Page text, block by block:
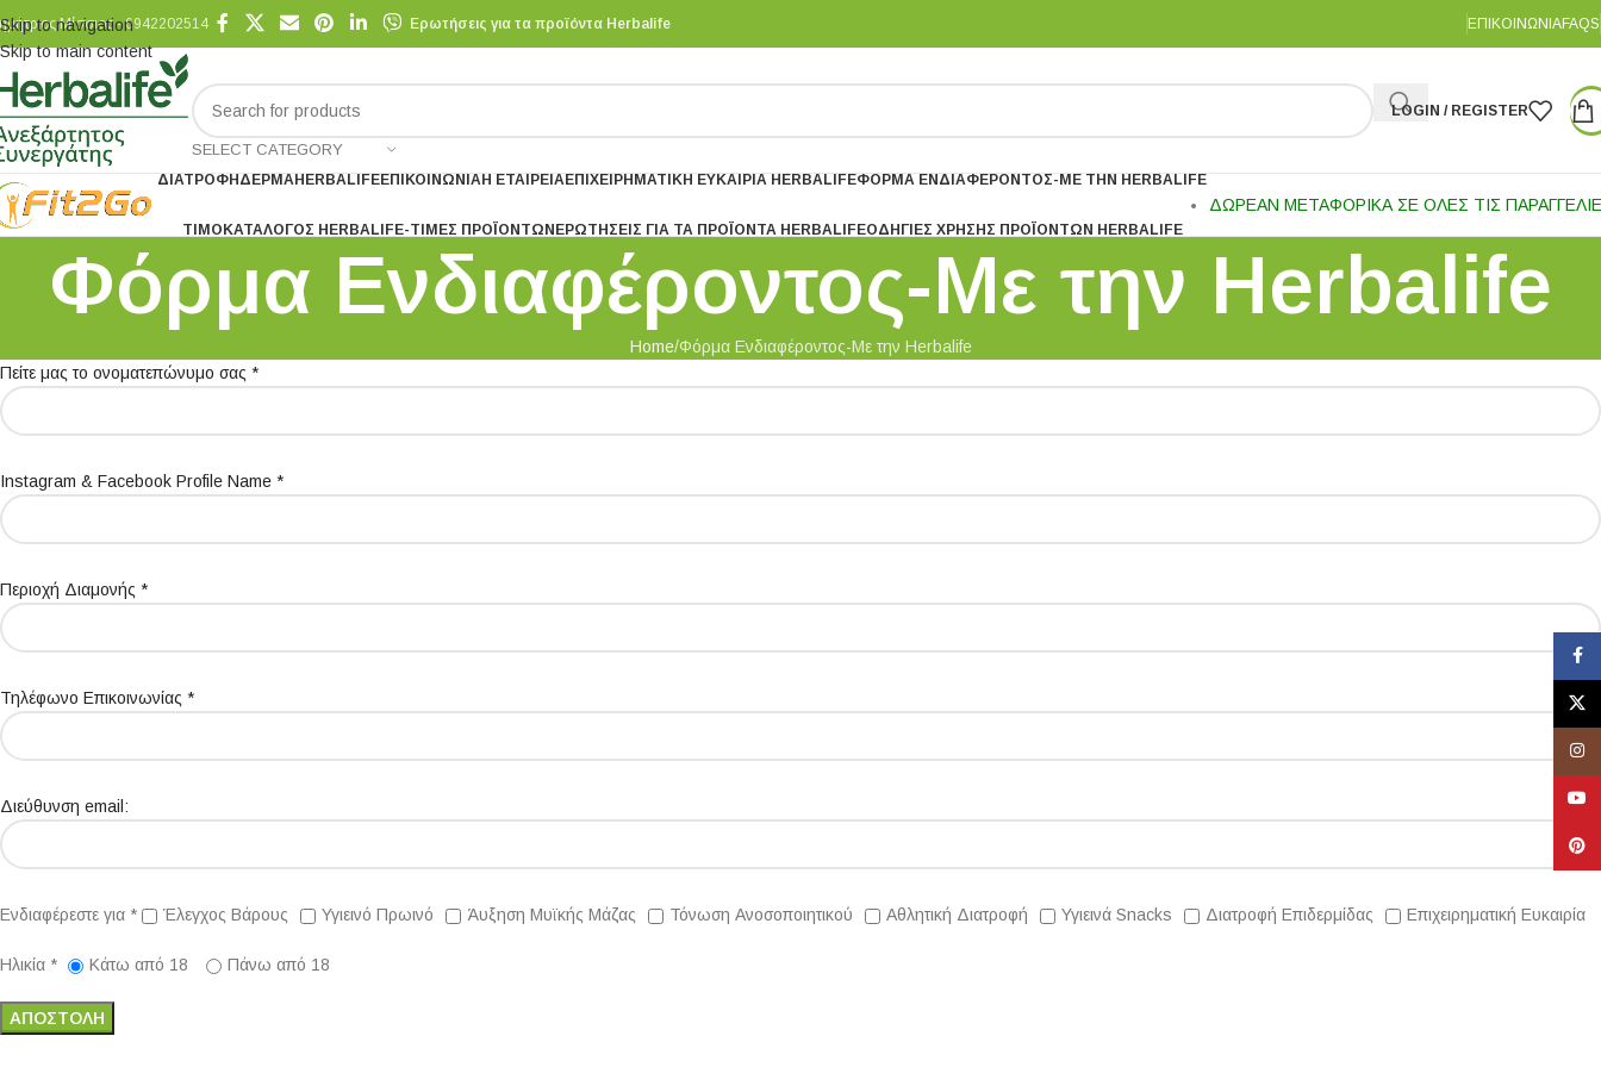
Skip to navigation
Skip to main content
Μίσσιος - 6942202514 Ερωτήσεις για τα προϊόντα Herbalife ΕΠΙΚΟΙΝΩΝΊΑFAQS
SELECT CATEGORY
LOGIN / REGISTER
ΔΙΑΤΡΟΦΉ ΔΈΡΜΑHERBALIFEΕΠΙΚΟΙΝΩΝΊΑΗ ΕΤΑΙΡΕΊΑΕΠΙΧΕΙΡΗΜΑΤΙΚΉ ΕΥΚΑΙΡΊΑ HERBALIFEΦΌΡΜΑ ΕΝΔΙΑΦΈΡΟΝΤΟΣ-ΜΕ ΤΗΝ HERBALIFE
ΤΙΜΟΚΑΤΆΛΟΓΟΣ HERBALIFE-ΤΙΜΕΣ ΠΡΟΪΌΝΤΩΝ ΕΡΩΤΉΣΕΙΣ ΓΙΑ ΤΑ ΠΡΟΪΌΝΤΑ HERBALIFEΟΔΗΓΙΕΣ ΧΡΗΣΗΣ ΠΡΟΪΌΝΤΩΝ HERBALIFE
ΔΩΡΕΑΝ ΜΕΤΑΦΟΡΙΚΑ ΣΕ ΟΛΕΣ ΤΙΣ
Φόρμα Ενδιαφέροντος-Με την Herbalife
Home Φόρμα Ενδιαφέροντος-Με την Herbalife
Πείτε μας το ονοματεπώνυμο σας *
Instagram & Facebook Profile Name *
Περιοχή Διαμονής *
Τηλέφωνο Επικοινωνίας *
Διεύθυνση email:
Ενδιαφέρεστε για * Έλεγχος Βάρους Υγιεινό Πρωινό Άυξηση Μυϊκής Μάζας Τόνωση Ανοσοποιητικού Αθλητική Διατροφή Υγιεινά Snacks Διατροφή Επιδερμίδας Επιχειρηματική Ευκαιρία
Ηλικία * Κάτω από 18 Πάνω από 18